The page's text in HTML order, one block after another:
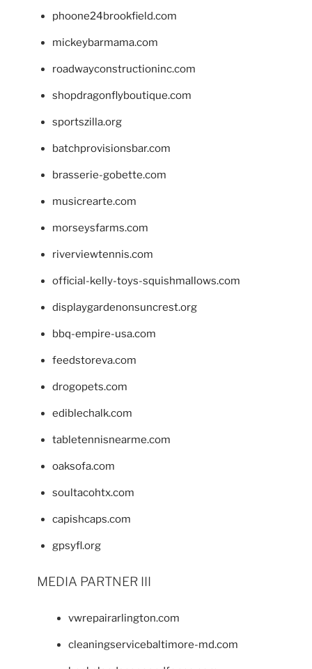
phoone24brookfield.com
mickeybarmama.com
roadwayconstructioninc.com
shopdragonflyboutique.com
sportszilla.org
batchprovisionsbar.com
brasserie-gobette.com
musicrearte.com
morseysfarms.com
riverviewtennis.com
official-kelly-toys-squishmallows.com
displaygardenonsuncrest.org
bbq-empire-usa.com
feedstoreva.com
drogopets.com
ediblechalk.com
tabletennisnearme.com
oaksofa.com
soultacohtx.com
capishcaps.com
gpsyfl.org
MEDIA PARTNER III
vwrepairarlington.com
cleaningservicebaltimore-md.com